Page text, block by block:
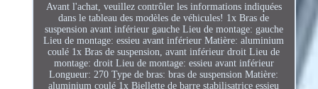
Avant l'achat, veuillez contrôler les informations indiquées
dans le tableau des modèles de véhicules! 1x Bras de
suspension avant inférieur gauche Lieu de montage: gauche
Lieu de montage: essieu avant inférieur Matière: aluminium
coulé 1x Bras de suspension, avant inférieur droit Lieu de
montage: droit Lieu de montage: essieu avant inférieur
Longueur: 270 Type de bras: bras de suspension Matière:
aluminium coulé 1x Biellette de barre stabilisatrice essieu